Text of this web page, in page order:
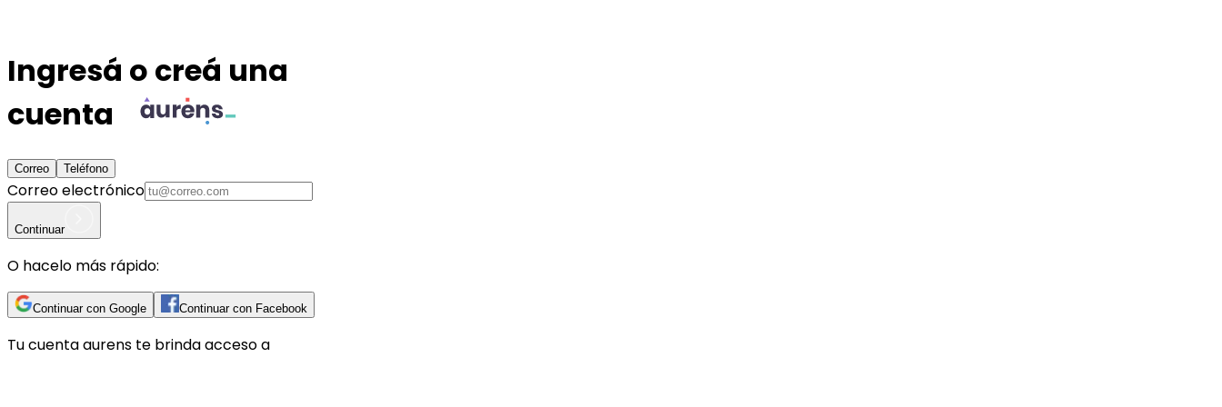
Ingresá o creá una
cuenta
Correo Teléfono
Correo electrónico
Continuar
O hacelo más rápido:
Continuar con Google Continuar con Facebook
Tu cuentaaurens te brinda acceso a